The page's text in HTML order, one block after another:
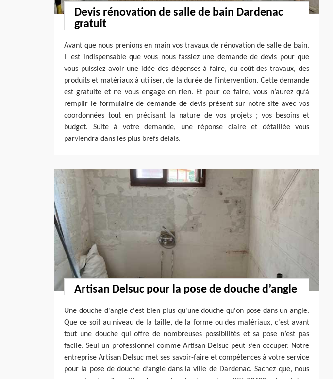
Devis rénovation de salle de bain Dardenac
gratuit
Avant que nous prenions en main vos travaux de rénovation de salle de bain.
Il est indispensable que vous nous fassiez une demande de devis pour que
vous puissiez avoir une idée des dépenses à faire, du coût des travaux, des
produits et matériaux à utiliser, de la durée de l’intervention. Cette demande
est gratuite et ne vous engage en rien. Et pour ce faire, vous n’aurez qu’à
remplir le formulaire de demande de devis présent sur notre site avec vos
coordonnées tout en précisant la nature de vos projets ; vos besoins et
budget. Suite à votre demande, une réponse claire et détaillée vous
parviendra dans les plus brefs délais.
Artisan Delsuc pour la pose de douche d’angle
Une douche d'angle c'est bien plus qu'une douche qu'on pose dans un angle.
Que ce soit au niveau de la taille, de la forme ou des matériaux, c'est avant
tout une douche qui offre de nombreuses possibilités et sa pose n’est pas
facile. Seul un professionnel comme Artisan Delsuc peut s’en occuper. Notre
entreprise Artisan Delsuc met ses savoir-faire et compétences à votre service
pour la pose de douche d’angle dans la ville de Dardenac. Sachez que, nous